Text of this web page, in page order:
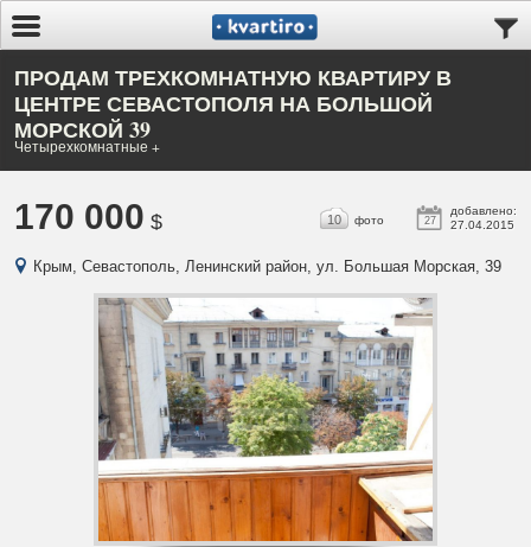
ПРОДАМ ТРЕХКОМНАТНУЮ КВАРТИРУ В
ЦЕНТРЕ СЕВАСТОПОЛЯ НА БОЛЬШОЙ
МОРСКОЙ 39
Четырехкомнатные +
170 000 $ 27
добавлено:
27.04.2015
10 фото
Крым, Севастополь, Ленинский район, ул. Большая Морская, 39